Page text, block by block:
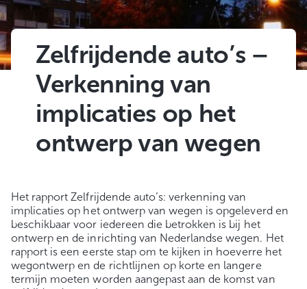
Zelfrijdende auto’s –
Verkenning van
implicaties op het
ontwerp van wegen
Het rapport Zelfrijdende auto’s: verkenning van
implicaties op het ontwerp van wegen is opgeleverd en
beschikbaar voor iedereen die betrokken is bij het
ontwerp en de inrichting van Nederlandse wegen. Het
rapport is een eerste stap om te kijken in hoeverre het
wegontwerp en de richtlijnen op korte en langere
termijn moeten worden aangepast aan de komst van